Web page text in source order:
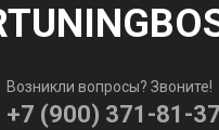
Возникли вопросы? Звоните!
+7 (900) 371-81-37